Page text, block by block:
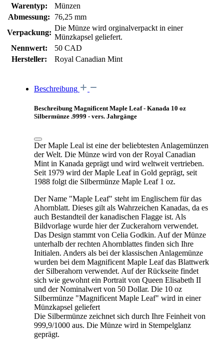
Warentyp:
Münzen
Abmessung:
76,25 mm
Verpackung:
Die Münze wird orginalverpackt in einer
Münzkapsel geliefert.
Nennwert:
50 CAD
Hersteller:
Royal Canadian Mint
Beschreibung
Beschreibung Magnificent Maple Leaf - Kanada 10 oz
Silbermünze .9999 - vers. Jahrgänge
Der Maple Leal ist eine der beliebtesten Anlagemünzen
der Welt. Die Münze wird von der Royal Canadian
Mint in Kanada geprägt und wird weltweit vertrieben.
Seit 1979 wird der Maple Leaf in Gold geprägt, seit
1988 folgt die Silbermünze Maple Leaf 1 oz.
Der Name "Maple Leaf" steht im Englischem für das
Ahornblatt. Dieses gilt als Wahrzeichen Kanadas, da es
auch Bestandteil der kanadischen Flagge ist. Als
Bildvorlage wurde hier der Zuckerahorn verwendet.
Das Design stammt von Celia Godkin. Auf der Münze
unterhalb der rechten Ahornblattes finden sich Ihre
Initialen. Anders als bei der klassischen Anlagemünze
wurden bei dem Magnificent Maple Leaf das Blattwerk
der Silberahorn verwendet. Auf der Rückseite findet
sich wie gewohnt ein Portrait von Queen Elisabeth II
und der Nominalwert von 50 Dollar. Die 10 oz
Silbermünze "Magnificent Maple Leaf" wird in einer
Münzkapsel geliefert
Die Silbermünze zeichnet sich durch Ihre Feinheit von
999,9/1000 aus. Die Münze wird in Stempelglanz
geprägt.